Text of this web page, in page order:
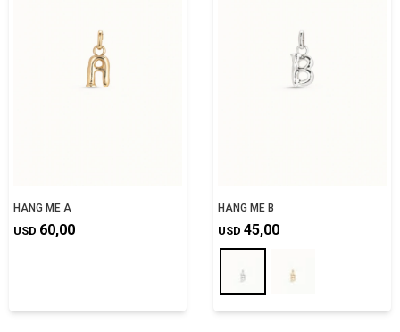
HANG ME A
USD 60,00
HANG ME B
USD 45,00